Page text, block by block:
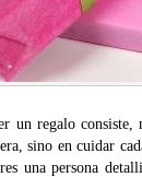
un regalo
sino en cuidar
una persona